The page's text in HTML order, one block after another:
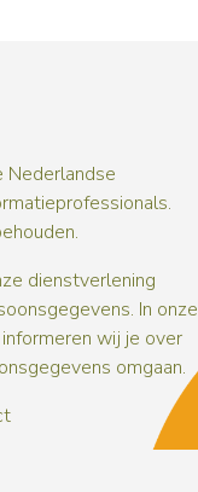
dienstverlening
In onze
informeren wij je over
omgaan.